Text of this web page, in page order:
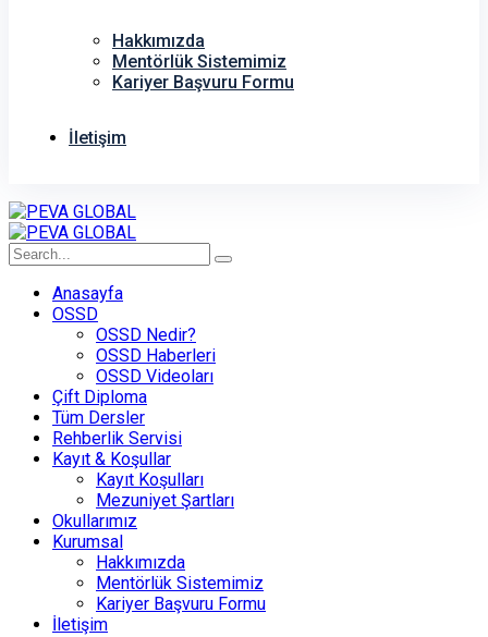
Hakkımızda
Mentörlük Sistemimiz
Kariyer Başvuru Formu
İletişim
Anasayfa
OSSD
OSSD Nedir?
OSSD Haberleri
OSSD Videoları
Çift Diploma
Tüm Dersler
Rehberlik Servisi
Kayıt & Koşullar
Kayıt Koşulları
Mezuniyet Şartları
Okullarımız
Kurumsal
Hakkımızda
Mentörlük Sistemimiz
Kariyer Başvuru Formu
İletişim